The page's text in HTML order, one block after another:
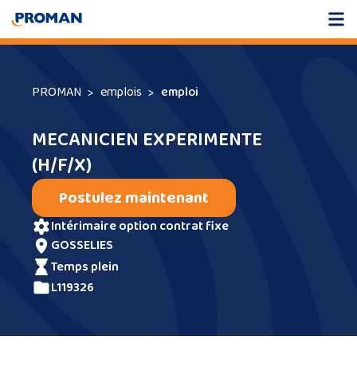
PROMAN emplois emploi
MECANICIEN EXPERIMENTE
(H/F/X)
Postulez maintenant
intérimaire option contrat fixe
GOSSELIES
temps plein
L119326